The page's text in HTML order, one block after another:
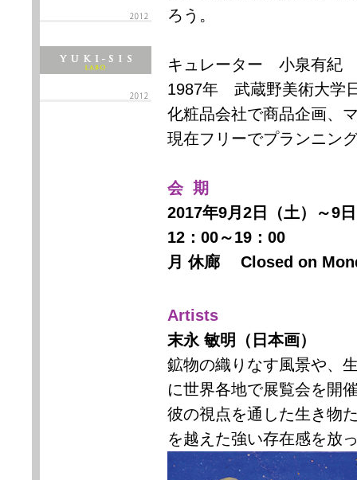
ろう。
キュレーター 小泉有紀
1987年 武蔵野美術大学
化粧品会社で商品企画、
現在フリーでプランニン
会 期
2017年9月2日（土）～9
12：00～19：00
月 休廊 Closed on
Artists
末永 敏明（日本画）
鉱物の織りなす風景や、
に世界各地で展覧会を開
彼の視点を通した生き物
を越えた強い存在感を放